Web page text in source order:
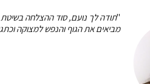
"
מביאים את הגוף והנפש למצוקה